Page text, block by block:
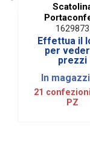
Bianca
Nappina e
Removibile
PZ)
1629873
Effettua il
per
prezzi
In
21
PZ